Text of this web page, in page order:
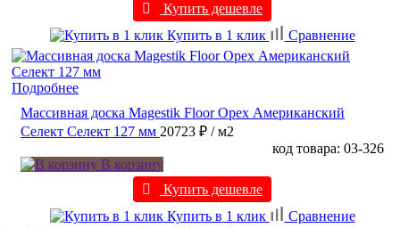
Купить дешевле
Купить в 1 клик
Сравнение
Подробнее
Массивная доска Magestik Floor Орех Американский
Селект Селект 127 мм 20723 ₽ / м2
код товара: 03-326
В корзину
Купить дешевле
Купить в 1 клик
Сравнение